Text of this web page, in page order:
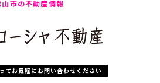
山市の不動産情報
てお気軽にお問い合わせください